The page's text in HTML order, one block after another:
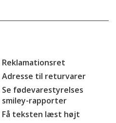
Reklamationsret
Adresse til returvarer
Se fødevarestyrelses
smiley-rapporter
Få teksten læst højt